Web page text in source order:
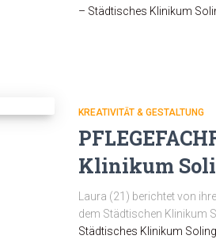
– Städtisches Klinikum
KREATIVITÄT & GESTALTUNG
Klinikum
Laura (21) berichtet von
dem Städtischen Klinikum
Städtisches Klinikum